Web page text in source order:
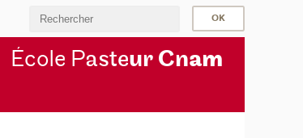
École Pasteur Cnam